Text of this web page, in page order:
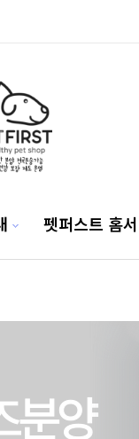
펫퍼스트 홈